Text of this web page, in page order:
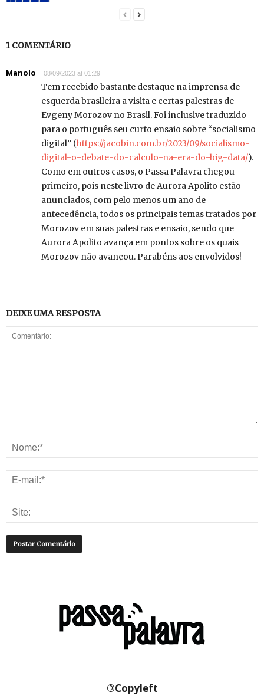
1 COMENTÁRIO
Manolo 08/09/2023 at 01:29
Tem recebido bastante destaque na imprensa de
esquerda braslleira a visita e certas palestras de
Evgeny Morozov no Brasil. Foi inclusive traduzido
para o português seu curto ensaio sobre “socialismo
digital” (https://jacobin.com.br/2023/09/socialismo-
digital-o-debate-do-calculo-na-era-do-big-data/).
Como em outros casos, o Passa Palavra chegou
primeiro, pois neste livro de Aurora Apolito estão
anunciados, com pelo menos um ano de
antecedência, todos os principais temas tratados por
Morozov em suas palestras e ensaio, sendo que
Aurora Apolito avança em pontos sobre os quais
Morozov não avançou. Parabéns aos envolvidos!
DEIXE UMA RESPOSTA
©Copyleft